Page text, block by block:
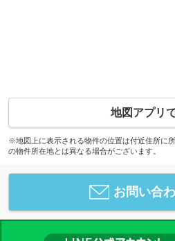
地図アプリ
※地図上に表示される物件の位置は付近住所に
の物件所在地とは異なる場合がございます。
お問い合